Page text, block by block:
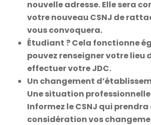
nouvelle adresse. Elle sera
votre nouveau CSNJ de
vous convoquera.
Étudiant ?Cela fonctionne
pouvez renseigner votre lieu
effectuer votre JDC.
Un changement
Une situation
Informez le CSNJ qui prendra
considération vos